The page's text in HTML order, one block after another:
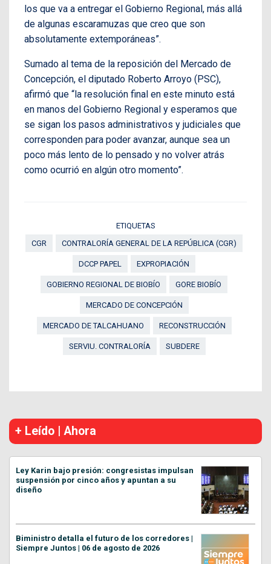
los que va a entregar el Gobierno Regional, más allá
de algunas escaramuzas que creo que son
absolutamente extemporáneas”.
Sumado al tema de la reposición del Mercado de
Concepción, el diputado Roberto Arroyo (PSC),
afirmó que “la resolución final en este minuto está
en manos del Gobierno Regional y esperamos que
se sigan los pasos administrativos y judiciales que
corresponden para poder avanzar, aunque sea un
poco más lento de lo pensado y no volver atrás
como ocurrió en algún otro momento”.
ETIQUETAS
CGR
CONTRALORÍA GENERAL DE LA REPÚBLICA (CGR)
DCCP PAPEL EXPROPIACIÓN
GOBIERNO REGIONAL DE BIOBÍO GORE BIOBÍO
MERCADO DE CONCEPCIÓN
MERCADO DE TALCAHUANO RECONSTRUCCIÓN
SERVIU. CONTRALORÍA SUBDERE
+ Leído | Ahora
Ley Karin bajo presión: congresistas impulsan
suspensión por cinco años y apuntan a su
diseño
Biministro detalla el futuro de los corredores |
Siempre Juntos | 06 de agosto de 2026